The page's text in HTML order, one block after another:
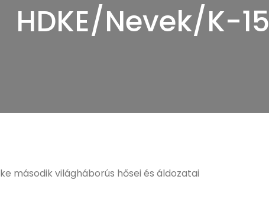
HDKE/Nevek/K-15
második világháborús hősei és áldozatai